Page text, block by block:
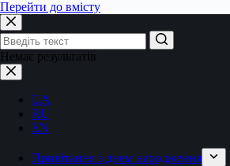
Перейти до вмісту
Немає результатів
UA
RU
EN
Привітання з днем народження